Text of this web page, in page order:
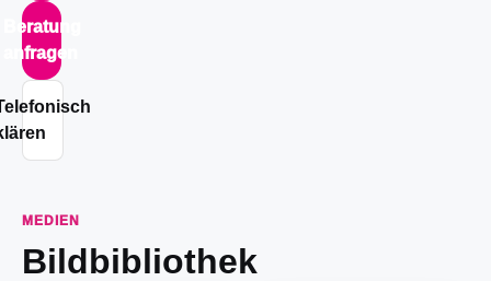
Beratung
anfragen
MEDIEN
Bildbibliothek